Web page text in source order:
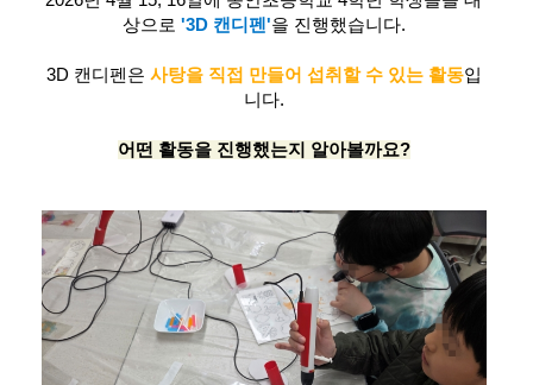
상으로 '3D 캔디펜'을 진행했습니다.
3D 캔디펜은 사탕을 직접 만들어 섭취할 수 있는 활동입
니다.
어떤 활동을 진행했는지 알아볼까요?